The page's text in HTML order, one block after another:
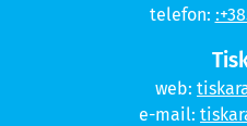
telefon:
web:
e-mail: